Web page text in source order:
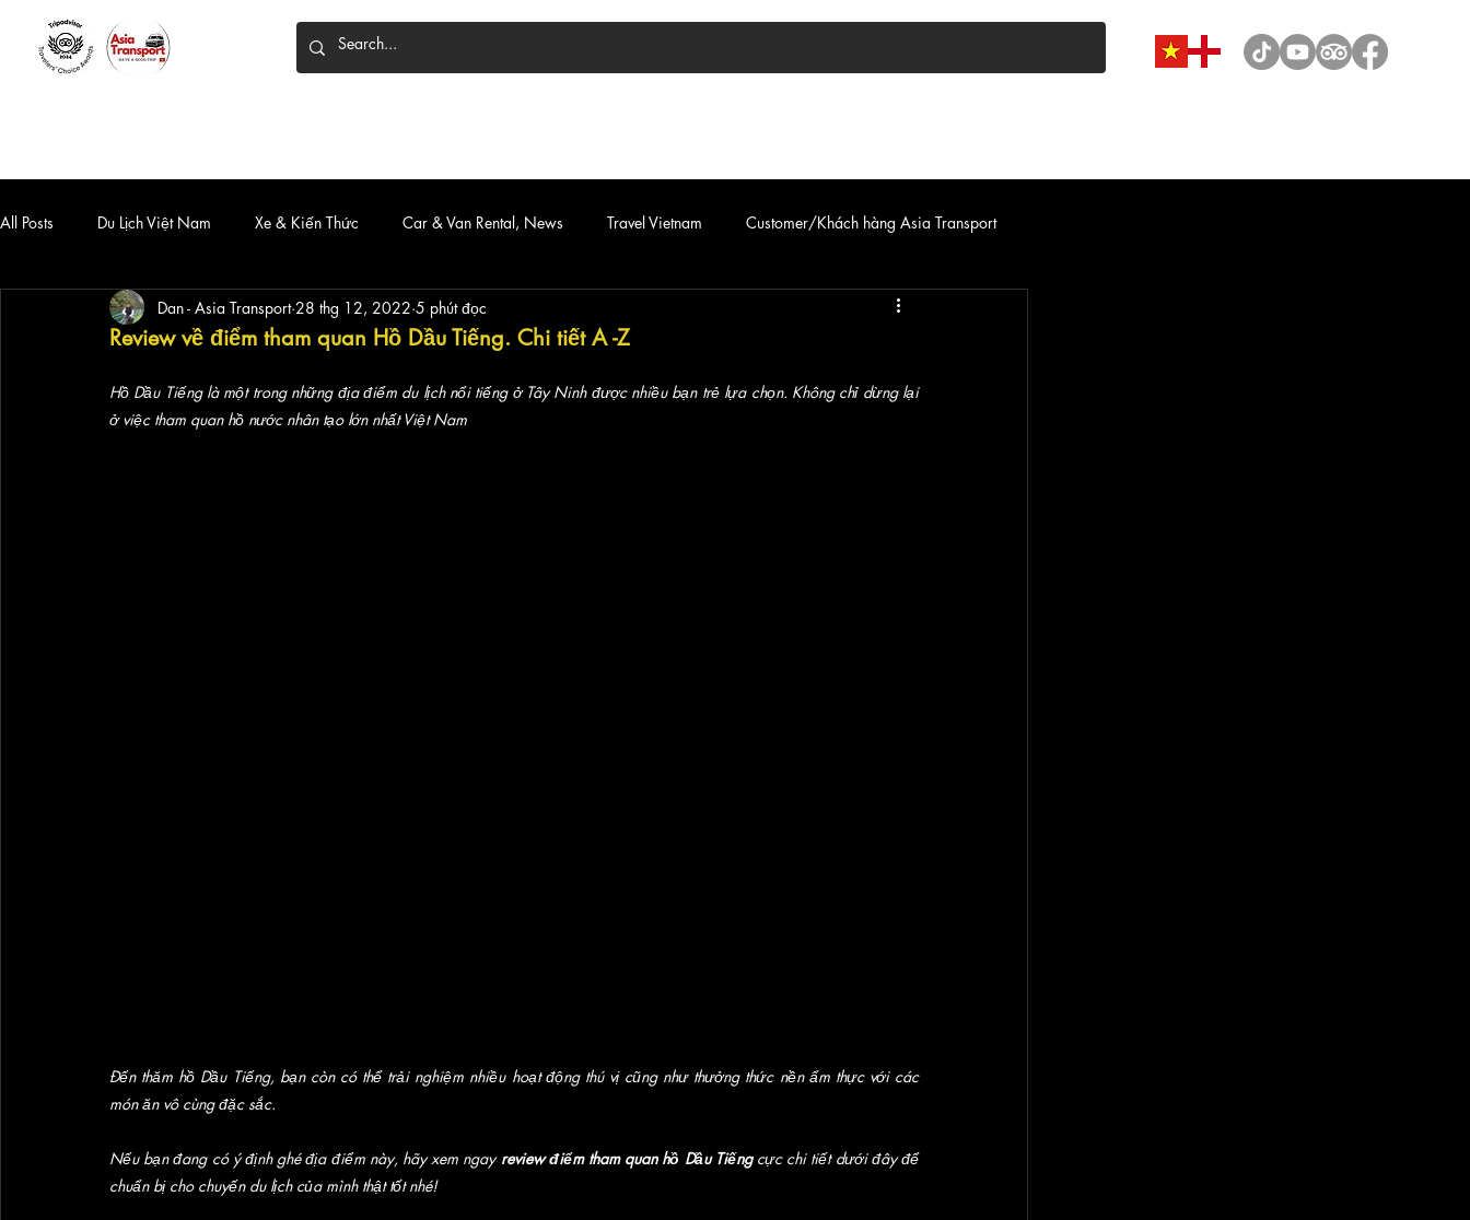
All Posts Du Lịch Việt Nam Xe & Kiến Thức Car & Van Rental, News Travel Vietnam Customer/Khách hàng Asia Transport
Review về điểm tham quan Hồ Dầu Tiếng. Chi tiết A -Z
Dan - Asia Transport 28 thg 12, 2022 5 phút đọc
Hồ Dầu Tiếng là một trong những địa điểm du lịch nổi tiếng ở Tây Ninh được nhiều bạn trẻ lựa chọn. Không chỉ dừng lại
ở việc tham quan hồ nước nhân tạo lớn nhất Việt Nam
Đến thăm hồ Dầu Tiếng, bạn còn có thể trải nghiệm nhiều hoạt động thú vị cũng như thưởng thức nền ẩm thực với các
món ăn vô cùng đặc sắc.
Nếu bạn đang có ý định ghé địa điểm này, hãy xem ngay review điểm tham quan hồ Dầu Tiếng cực chi tiết dưới đây để
chuẩn bị cho chuyến du lịch của mình thật tốt nhé!